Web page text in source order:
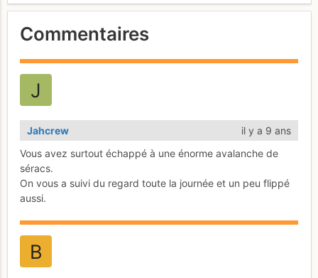
Commentaires
Jahcrew
il y a 9 ans
Vous avez surtout échappé à une énorme avalanche de
séracs.
On vous a suivi du regard toute la journée et un peu flippé
aussi.